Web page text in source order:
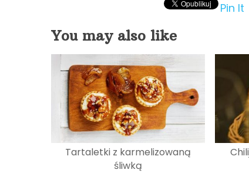
Pin It
You may also like
Tartaletki z karmelizowaną
śliwką